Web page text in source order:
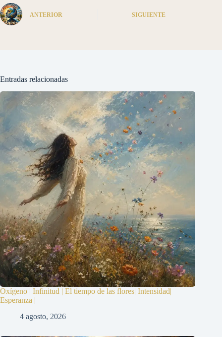
ANTERIOR SIGUIENTE
Entradas relacionadas
Oxígeno | Infinitud | El tiempo de las flores| Intensidad|
Esperanza |
4 agosto, 2026